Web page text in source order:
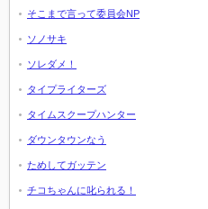
そこまで言って委員会NP
ソノサキ
ソレダメ！
タイプライターズ
タイムスクープハンター
ダウンタウンなう
ためしてガッテン
チコちゃんに叱られる！